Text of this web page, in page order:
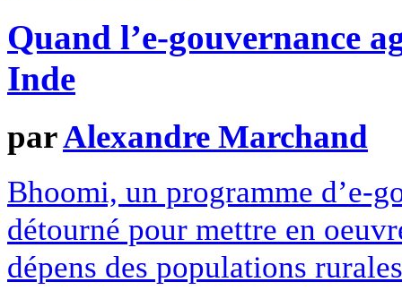
Quand l’e-gouvernance
Inde
parAlexandre Marchand
Bhoomi, un programme d’e-
détourné pour mettre en
dépens des populations